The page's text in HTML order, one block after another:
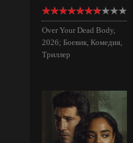
Over Your Dead Body,
2026; Боевик, Комедия,
Триллер